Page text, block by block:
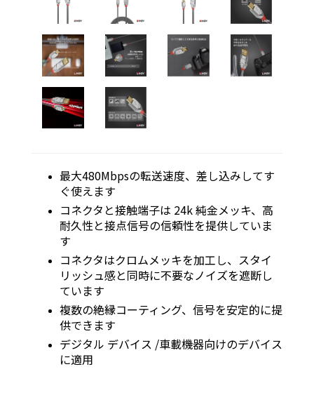
最大480Mbpsの転送速度、差し込みしてす
ぐ使えます
コネクタと接触端子は 24k 純金メッキ、高
耐久性と接点信号の信頼性を提供していま
す
コネクタはクロムメッキを加工し、スタイ
リッシュ感と同時に不要なノイズを遮断し
ています
複数の絶縁コーティング、信号を安定的に提
供できます
デジタル デバイス /車載機器向けのデバイス
に適用